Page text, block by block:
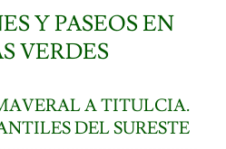
Y PASEOS EN
VERDES
A TITULCIA.
DEL SURESTE